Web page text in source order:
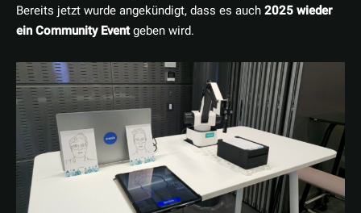
Bereits jetzt wurde angekündigt, dass es auch2025 wieder
ein Community Eventgeben wird.